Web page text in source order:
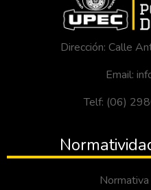
Dirección: Calle
Email:
Telf: (06)